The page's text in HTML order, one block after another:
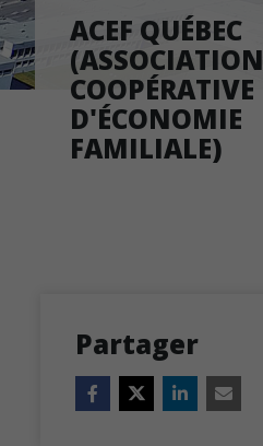
ACEF QUÉBEC
(ASSOCIATION
COOPÉRATIVE
D'ÉCONOMIE
FAMILIALE)
Partager